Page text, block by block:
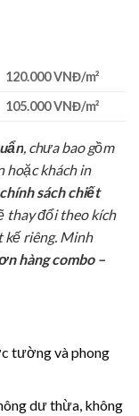
120.000 VNĐ/m²
105.000 VNĐ/m²
, chưa bao gồm
hoặc khách in
sách chiết
thay đổi theo kích
kế riêng. Minh
hàng combo –
tường và phong
dư thừa, không